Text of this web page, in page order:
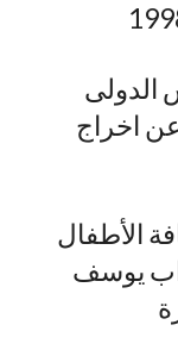
الدولى
تونس 1999، عن اخراج
الأطفال
يوسف